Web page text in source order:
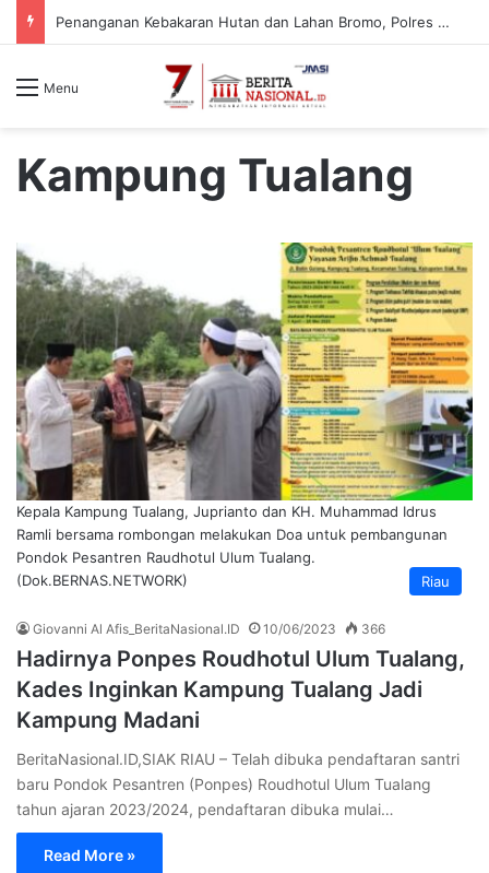
Penanganan Kebakaran Hutan dan Lahan Bromo, Polres Malang Pastikan Kawasan Jemplang Aman
Menu
Kampung Tualang
Riau
Kepala Kampung Tualang, Juprianto dan KH. Muhammad Idrus
Ramli bersama rombongan melakukan Doa untuk pembangunan
Pondok Pesantren Raudhotul Ulum Tualang.
(Dok.BERNAS.NETWORK)
Giovanni Al Afis_BeritaNasional.ID 10/06/2023 366
Hadirnya Ponpes Roudhotul Ulum Tualang,
Kades Inginkan Kampung Tualang Jadi
Kampung Madani
BeritaNasional.ID,SIAK RIAU – Telah dibuka pendaftaran santri
baru Pondok Pesantren (Ponpes) Roudhotul Ulum Tualang
tahun ajaran 2023/2024, pendaftaran dibuka mulai…
Read More »